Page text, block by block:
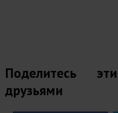
Поделитесь
друзьями